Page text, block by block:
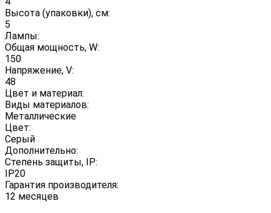
Высота (упаковки), см:
5
Лампы:
Общая мощность, W:
150
Напряжение, V:
48
Цвет и материал:
Виды материалов:
Металлические
Цвет:
Серый
Дополнительно:
Степень защиты, IP:
IP20
Гарантия производителя:
12 месяцев